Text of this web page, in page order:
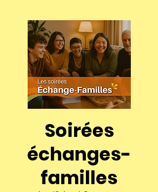
Soirées
échanges-
familles